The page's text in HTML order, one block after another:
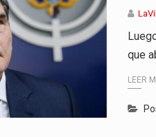
que
LEER